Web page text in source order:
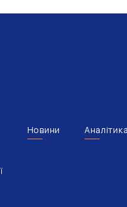
Новини Аналітика